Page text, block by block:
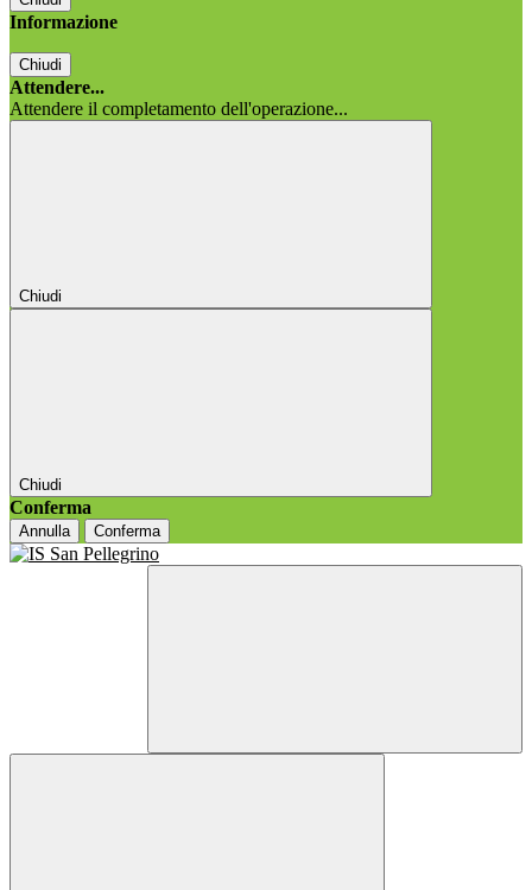
Informazione
Chiudi
Attendere...
Attendere il completamento dell'operazione...
Chiudi
Chiudi
Conferma
Annulla Conferma